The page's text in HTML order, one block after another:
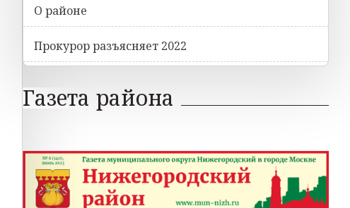
О районе
Прокурор разъясняет 2022
Газета района